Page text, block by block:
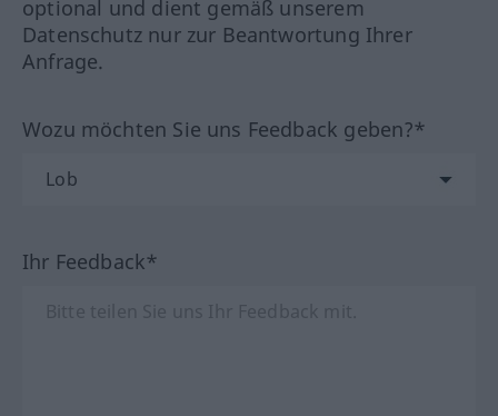
optional und dient gemäß unserem
Datenschutz nur zur Beantwortung Ihrer
Anfrage.
Wozu möchten Sie uns Feedback geben?*
Ihr Feedback*